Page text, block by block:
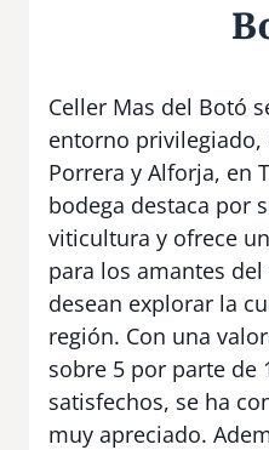
Celler Mas del Botó
entorno
Porrera y Alforja, en
bodega destaca por
viticultura y ofrece
para los amantes
desean explorar la
región. Con una
sobre 5 por parte de
satisfechos, se ha
muy apreciado.